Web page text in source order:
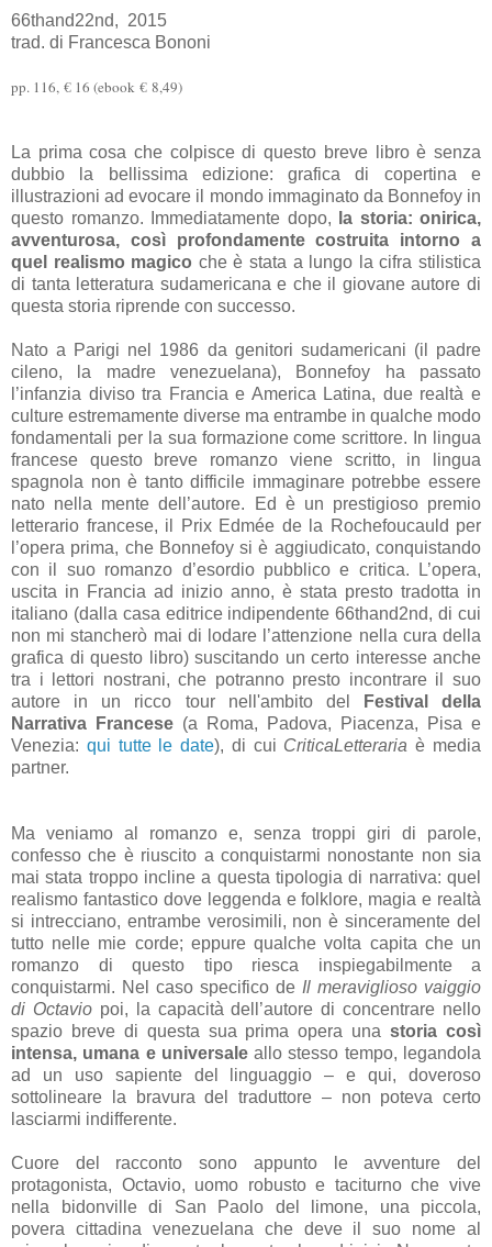
66thand22nd, 2015
trad. di Francesca Bononi
pp. 116, € 16 (ebook € 8,49)
La prima cosa che colpisce di questo breve libro è senza
dubbio la bellissima edizione: grafica di copertina e
illustrazioni ad evocare il mondo immaginato da Bonnefoy in
questo romanzo. Immediatamente dopo,
la storia: onirica,
avventurosa, così profondamente costruita intorno a
quel realismo magico che è stata a lungo la cifra stilistica
di tanta letteratura sudamericana e che il giovane autore di
questa storia riprende con successo.
Nato a Parigi nel 1986 da genitori sudamericani (il padre
cileno, la madre venezuelana), Bonnefoy ha passato
l’infanzia diviso tra Francia e America Latina, due realtà e
culture estremamente diverse ma entrambe in qualche modo
fondamentali per la sua formazione come scrittore. In lingua
francese questo breve romanzo viene scritto, in lingua
spagnola non è tanto difficile immaginare potrebbe essere
nato nella mente dell’autore. Ed è un prestigioso premio
letterario francese, il Prix Edmée de la Rochefoucauld per
l’opera prima, che Bonnefoy si è aggiudicato, conquistando
con il suo romanzo d’esordio pubblico e critica. L’opera,
uscita in Francia ad inizio anno, è stata presto tradotta in
italiano (dalla casa editrice indipendente 66thand2nd, di cui
non mi stancherò mai di lodare l’attenzione nella cura della
grafica di questo libro) suscitando un certo interesse anche
tra i lettori nostrani, che potranno presto incontrare il suo
autore in un ricco tour nell'ambito del
Festival della
Narrativa Francese (a Roma, Padova, Piacenza, Pisa e
Venezia: qui tutte le date), di cui CriticaLetteraria è media
partner.
Ma veniamo al romanzo e, senza troppi giri di parole,
confesso che è riuscito a conquistarmi nonostante non sia
mai stata troppo incline a questa tipologia di narrativa: quel
realismo fantastico dove leggenda e folklore, magia e realtà
si intrecciano, entrambe verosimili, non è sinceramente del
tutto nelle mie corde; eppure qualche volta capita che un
romanzo di questo tipo riesca inspiegabilmente a
conquistarmi. Nel caso specifico de Il meraviglioso vaiggio
di Octaviopoi, la capacità dell’autore di concentrare nello
spazio breve di questa sua prima opera unastoria così
intensa, umana e universaleallo stesso tempo, legandola
ad un uso sapiente del linguaggio – e qui, doveroso
sottolineare la bravura del traduttore – non poteva certo
lasciarmi indifferente.
Cuore del racconto sono appunto le avventure del
protagonista, Octavio, uomo robusto e taciturno che vive
nella bidonville di San Paolo del limone, una piccola,
povera cittadina venezuelana che deve il suo nome al